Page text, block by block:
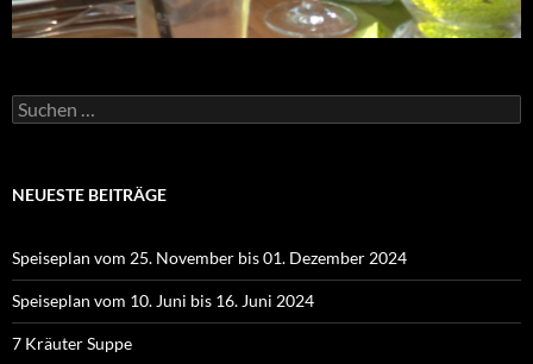
Suchen
nach:
NEUESTE BEITRÄGE
Speiseplan vom 25. November bis 01. Dezember 2024
Speiseplan vom 10. Juni bis 16. Juni 2024
7 Kräuter Suppe